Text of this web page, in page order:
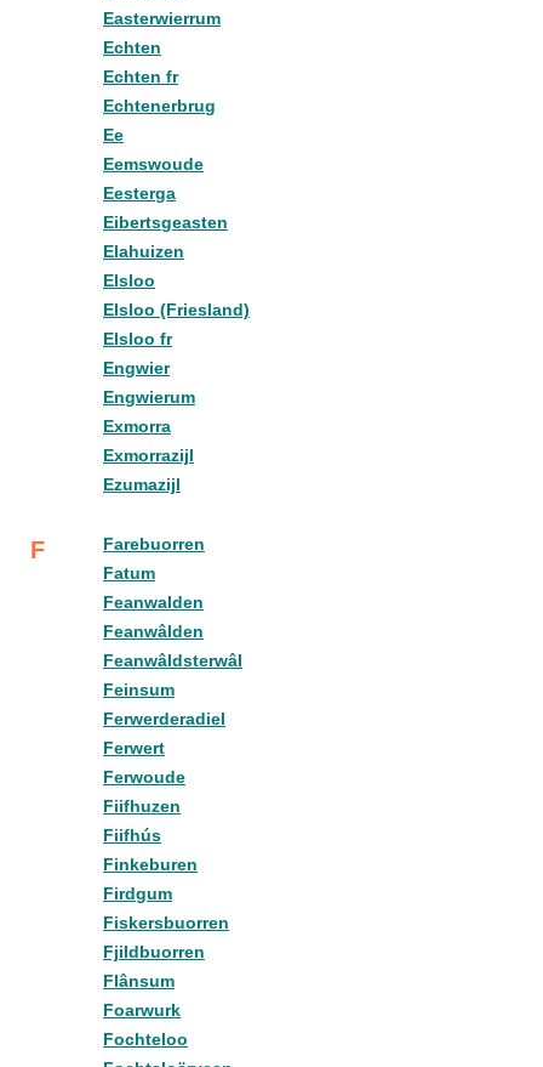
Easterwierrum
Echten
Echten fr
Echtenerbrug
Ee
Eemswoude
Eesterga
Eibertsgeasten
Elahuizen
Elsloo
Elsloo (Friesland)
Elsloo fr
Engwier
Engwierum
Exmorra
Exmorrazijl
Ezumazijl
F
Farebuorren
Fatum
Feanwalden
Feanwâlden
Feanwâldsterwâl
Feinsum
Ferwerderadiel
Ferwert
Ferwoude
Fiifhuzen
Fiifhús
Finkeburen
Firdgum
Fiskersbuorren
Fjildbuorren
Flânsum
Foarwurk
Fochteloo